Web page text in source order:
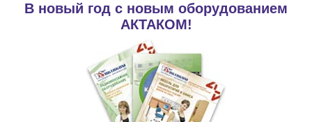
В новый год с новым оборудованием
АКТАКОМ!